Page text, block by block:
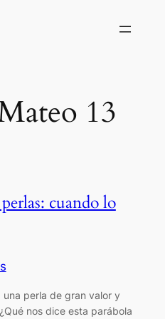
13
cuando lo
perla de gran valor y
nos dice esta parábola